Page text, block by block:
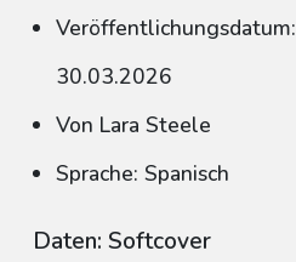
Veröffentlichungsdatum:
30.03.2026
Von Lara Steele
Sprache: Spanisch
Daten: Softcover